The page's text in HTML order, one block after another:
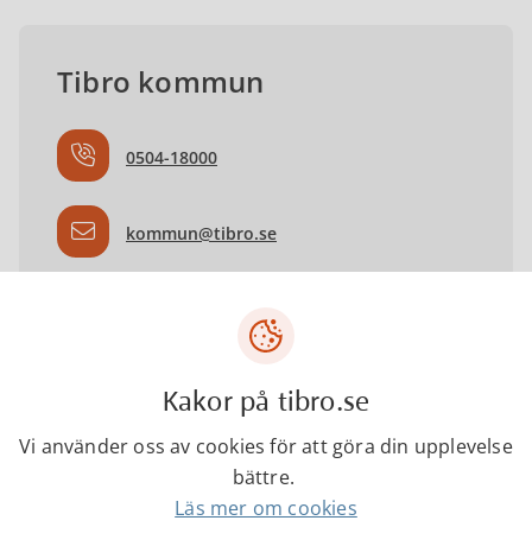
Tibro kommun
0504-18000
kommun@tibro.se
Mån-fre kl. 07.30-16.00
Besöksadress
Kakor på tibro.se
Vi använder oss av cookies för att göra din upplevelse
bättre.
Läs mer om cookies